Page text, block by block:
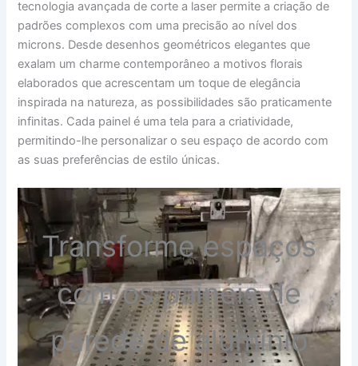
tecnologia avançada de corte a laser permite a criação de
padrões complexos com uma precisão ao nível dos
microns. Desde desenhos geométricos elegantes que
exalam um charme contemporâneo a motivos florais
elaborados que acrescentam um toque de elegância
inspirada na natureza, as possibilidades são praticamente
infinitas. Cada painel é uma tela para a criatividade,
permitindo-lhe personalizar o seu espaço de acordo com
as suas preferências de estilo únicas.
Transforme espaços
com os painéis de
parede de alumínio